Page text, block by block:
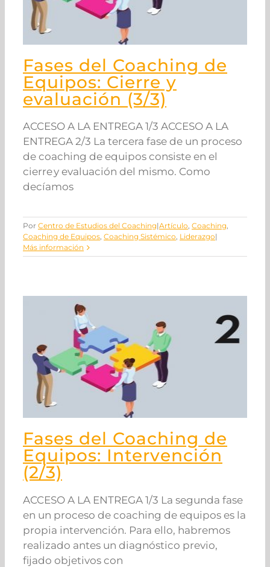
Fases del Coaching de
Equipos: Cierre y
evaluación (3/3)
ACCESO A LA ENTREGA 1/3 ACCESO A LA
ENTREGA 2/3 La tercera fase de un proceso
de coaching de equipos consiste en el
cierre y evaluación del mismo. Como
decíamos
Por Centro de Estudios del Coaching|Artículo, Coaching,
Coaching de Equipos, Coaching Sistémico, Liderazgo|
Más información
Fases del Coaching de
Equipos: Intervención
(2/3)
ACCESO A LA ENTREGA 1/3 La segunda fase
en un proceso de coaching de equipos es la
propia intervención. Para ello, habremos
realizado antes un diagnóstico previo,
fijado objetivos con